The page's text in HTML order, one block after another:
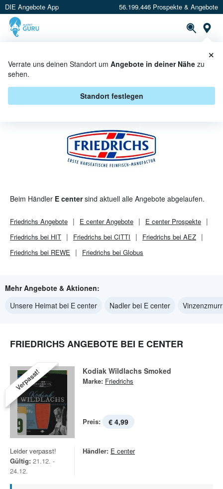
DIE Angebote App 56.199.446 Prospekte & Angebote
Verrate uns deinen Standort um Angebote in deiner Nähe zu
sehen.
Standort festlegen
×
FRIEDRICHS BEI E CENTER -
ANGEBOTE & AKTIONEN
Beim Händler E centersind aktuell alle Angebote abgelaufen.
Friedrichs Angebote E centerAngebote E centerProspekte
Friedrichs bei HIT
Friedrichs bei CITTI
Friedrichs bei AEZ
Friedrichs bei REWE
Friedrichs bei Globus
Mehr Angebote & Aktionen:
Unsere Heimat bei E center
Nadler bei E center
FRIEDRICHS ANGEBOTE BEI E CENTER
Verpasst! Kodiak Wildlachs Smoked
Marke: Friedrichs
Preis: € 4,99
Leider verpasst!
Gültig: 21.12. -
24.12.
Händler: E center